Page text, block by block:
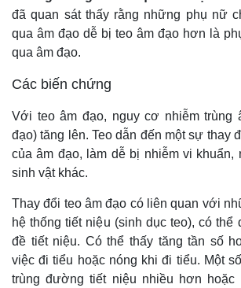
đã quan sát thấy rằng những phụ nữ
qua âm đạo dễ bị teo âm đạo hơn là
qua âm đạo.
Các biến chứng
Với teo âm đạo, nguy cơ nhiễm trùng
đạo) tăng lên. Teo dẫn đến một sự thay
của âm đạo, làm dễ bị nhiễm vi khuẩn,
sinh vật khác.
Thay đổi teo âm đạo có liên quan với
hệ thống tiết niệu (sinh dục teo), có thể
đề tiết niệu. Có thể thấy tăng tần số
việc đi tiểu hoặc nóng khi đi tiểu. Một
trùng đường tiết niệu nhiều hơn hoặc